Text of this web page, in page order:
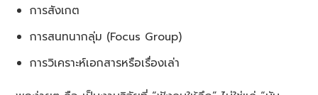
การสังเกต
การสนทนากลุ่ม (Focus Group)
การวิเคราะห์เอกสารหรือเรื่องเล่า